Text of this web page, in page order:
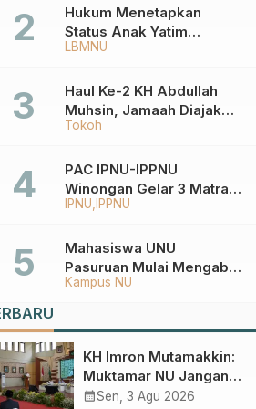
LBMNU
Hukum Menetapkan
Status Anak Yatim
Berdasarkan KK,
Ketentuannya?
Tokoh
Haul Ke-2 KH Abdullah
Muhsin, Jamaah Diajak
Meneladani
IPNU IPPNU
PAC IPNU-IPPNU
Winongan Gelar 3 Matra
di MA Ma’arif An-Nur
Kampus NU
Mahasiswa UNU
Pasuruan Mulai Mengabdi
di Wonokerto dan Oro-
KH Imron Mutamakkin:
Muktamar NU Jangan
Terjebak pada
calendar_monthSen, 3 Agu 2026